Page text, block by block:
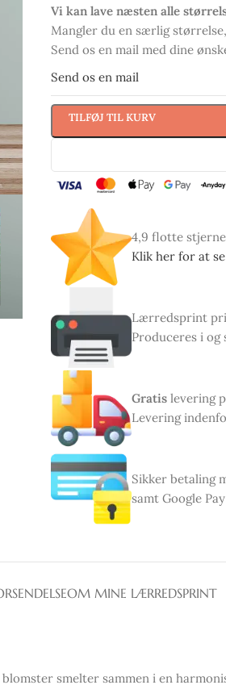
Vi kan lave næsten alle
Mangler du en særlig
Send os en mail med dine
Send os en mail
TILFØJ TIL KURV
4,9 flotte
Klik her for at
Lærredsprint
Produceres i og
Gratis levering
Levering
Sikker betaling
samt Google
OM MINE LÆRREDSPRINT
smelter sammen i en